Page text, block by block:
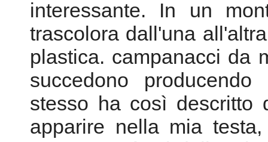
musicali di grande
feticistico delle risorse
scopo preciso, non
grandi potenzialità
interessante. In un
trascolora dall'una